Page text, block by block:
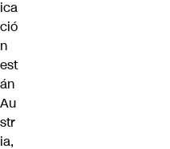
ica
ció
n
est
án
Au
str
ia,